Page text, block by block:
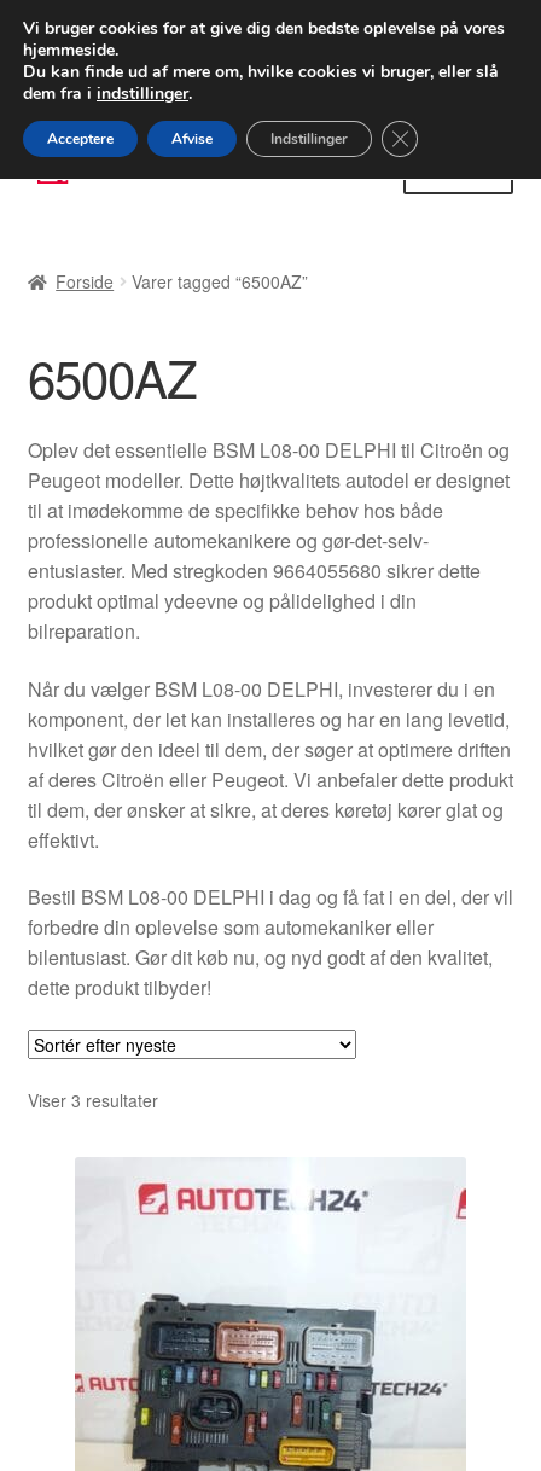
LEVERING fra 55 kr.
FEDEX verdensomspændende forsendelse
80 82 72 02
Spring
til
Spring
til
Betalinger
Kasse
Klageprocedure
Kontakte
Kurv
Levering
Min Konto
Om os
Vilkår og betingelser
Forside Varer tagged “6500AZ”
6500AZ
Oplev det essentielle BSM L08-00 DELPHI til Citroën og
Peugeot modeller. Dette højtkvalitets autodel er designet
til at imødekomme de specifikke behov hos både
professionelle automekanikere og gør-det-selv-
entusiaster. Med stregkoden 9664055680 sikrer dette
produkt optimal ydeevne og pålidelighed i din
bilreparation.
Når du vælger BSM L08-00 DELPHI, investerer du i en
komponent, der let kan installeres og har en lang levetid,
hvilket gør den ideel til dem, der søger at optimere driften
af deres Citroën eller Peugeot. Vi anbefaler dette produkt
til dem, der ønsker at sikre, at deres køretøj kører glat og
effektivt.
Bestil BSM L08-00 DELPHI i dag og få fat i en del, der vil
forbedre din oplevelse som automekaniker eller
bilentusiast. Gør dit køb nu, og nyd godt af den kvalitet,
dette produkt tilbyder!
Viser 3 resultaterSorteret
seneste
Vi bruger cookies for at give dig den bedste oplevelse på vores
hjemmeside.
Du kan finde ud af mere om, hvilke cookies vi bruger, eller slå
dem fra i indstillinger.
Acceptere Afvise Indstillinger Close GDPR